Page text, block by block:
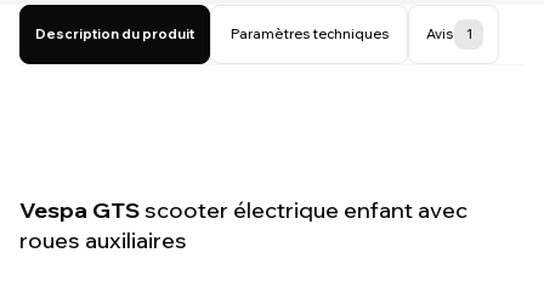
Description du produit Paramètres techniques Avis 1
Vespa GTSscooter électrique enfant avec
roues auxiliaires